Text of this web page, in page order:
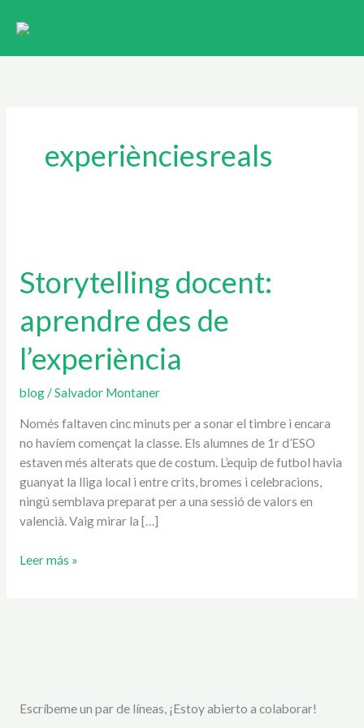
experiènciesreals
Storytelling docent:
aprendre des de
l’experiència
blog/Salvador Montaner
Només faltaven cinc minuts per a sonar el timbre i encara
no havíem començat la classe. Els alumnes de 1r d’ESO
estaven més alterats que de costum. L’equip de futbol havia
guanyat la lliga local i entre crits, bromes i celebracions,
ningú semblava preparat per a una sessió de valors en
valencià. Vaig mirar la […]
aprendre
des
l’experiència
Leer más »
Escríbeme un par de líneas, ¡Estoy abierto a colaborar!